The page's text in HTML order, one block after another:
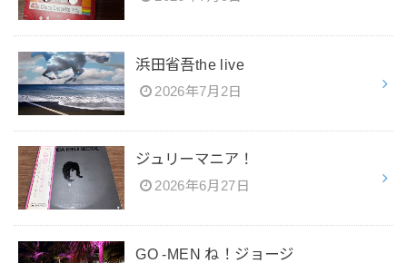
浜田省吾the live
2026年7月2日
ジュリーマニア！
2026年6月27日
GO -MEN ね！ジョージ